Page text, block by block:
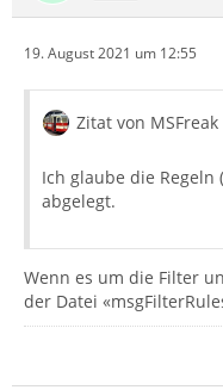
19. August 2021 um 12:55
Zitat von MSFreak
Ich glaube die
abgelegt.
Wenn es um die Filter
der Datei